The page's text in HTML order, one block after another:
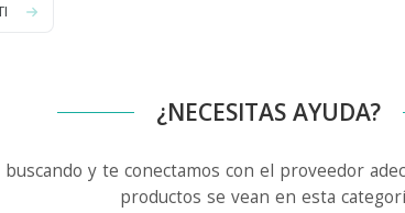
¿NECESITAS AYUDA?
y te conectamos con el proveedor
productos se vean en esta